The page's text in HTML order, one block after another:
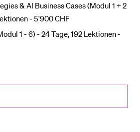
& AI Business Cases (Modul 1 + 2
- 5'900 CHF
1 - 6) - 24 Tage, 192 Lektionen -